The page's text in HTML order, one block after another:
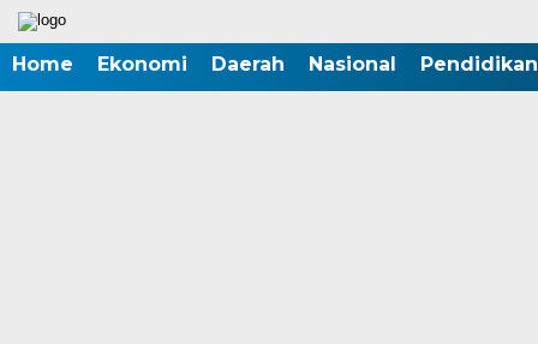
Home Ekonomi Daerah Nasional Pendidikan